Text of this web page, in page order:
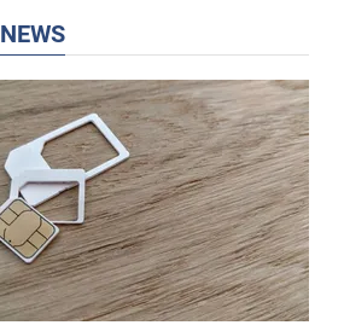
NEWS